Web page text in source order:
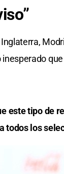
este tipo de
todos los